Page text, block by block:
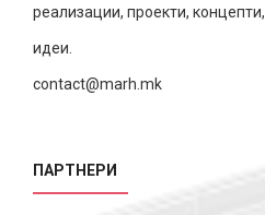
реализации, проекти, концепти,
идеи.
contact@marh.mk
ПАРТНЕРИ